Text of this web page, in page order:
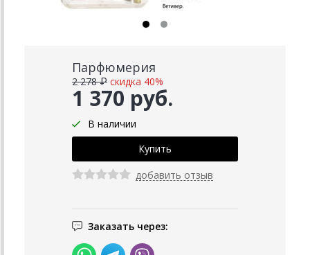
Парфюмерия
1 370 руб.
2 278 ₽ скидка 40%
В наличии
добавить отзыв
Заказать через: